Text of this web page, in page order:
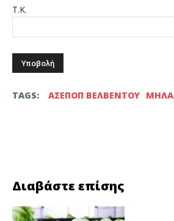
Τ.Κ.
TAGS: ΑΣΕΠΟΠ ΒΕΛΒΕΝΤΟΥ ΜΗΛΑ
Διαβάστε επίσης